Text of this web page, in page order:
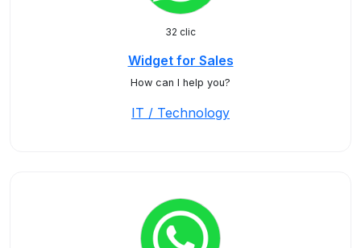
32 clic
Widget for Sales
How can I help you?
IT / Technology